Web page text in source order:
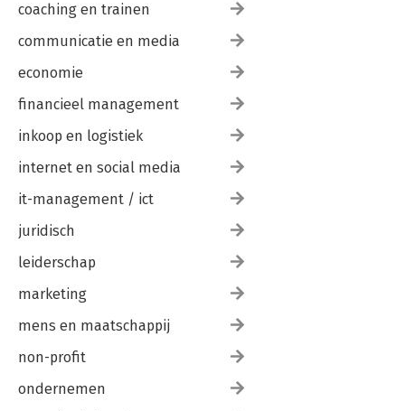
coaching en trainen
communicatie en media
economie
financieel management
inkoop en logistiek
internet en social media
it-management / ict
juridisch
leiderschap
marketing
mens en maatschappij
non-profit
ondernemen